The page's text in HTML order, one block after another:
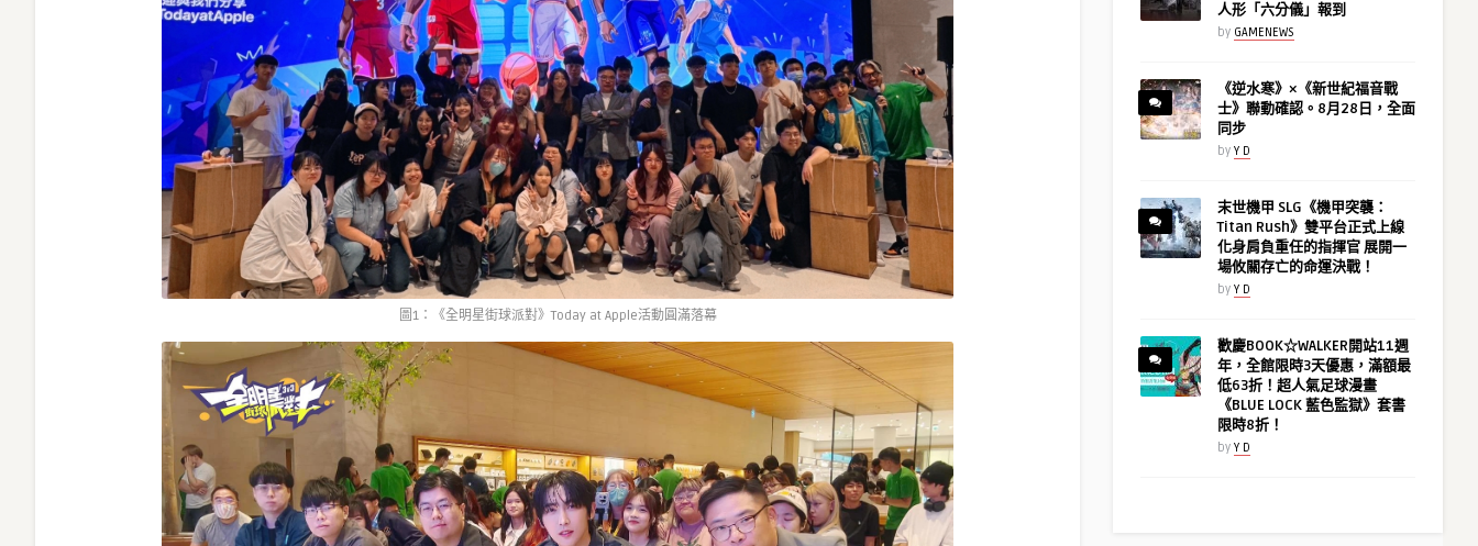
圖1：《全明星街球派對》Today at Apple活動圓滿落幕
人形「六分儀」報到
by GAMENEWS
《逆水寒》×《新世紀福音戰
士》聯動確認。8月28日，全面
同步
by Y D
末世機甲 SLG《機甲突襲：
Titan Rush》雙平台正式上線
化身肩負重任的指揮官 展開一
場攸關存亡的命運決戰！
by Y D
歡慶BOOK☆WALKER開站11週
年，全館限時3天優惠，滿額最
低63折！超人氣足球漫畫
《BLUE LOCK 藍色監獄》套書
限時8折！
by Y D